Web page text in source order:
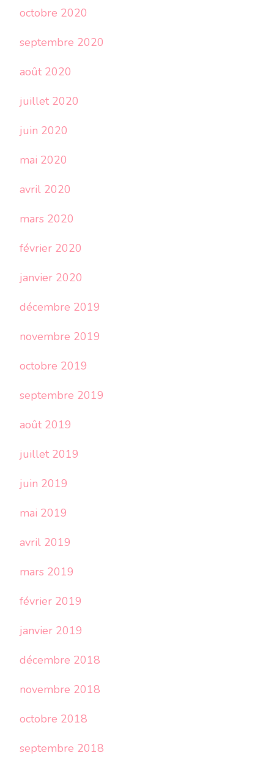
octobre 2020
septembre 2020
août 2020
juillet 2020
juin 2020
mai 2020
avril 2020
mars 2020
février 2020
janvier 2020
décembre 2019
novembre 2019
octobre 2019
septembre 2019
août 2019
juillet 2019
juin 2019
mai 2019
avril 2019
mars 2019
février 2019
janvier 2019
décembre 2018
novembre 2018
octobre 2018
septembre 2018